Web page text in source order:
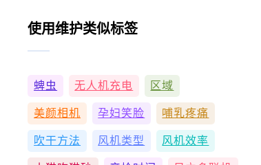
使用维护类似标签
蜱虫 无人机充电 区域
美颜相机 孕妇笑脸 哺乳疼痛
吹干方法 风机类型 风机效率